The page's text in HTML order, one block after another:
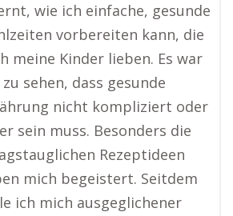
wie ich einfache, gesunde
vorbereiten kann, die
meine Kinder lieben. Es war
sehen, dass gesunde
nicht kompliziert oder
sein muss. Besonders die
Rezeptideen
mich begeistert. Seitdem
ich mich ausgeglichener